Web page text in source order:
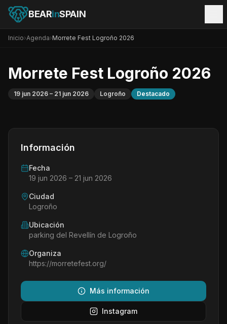
BEARinSPAIN
Inicio›Agenda›Morrete Fest Logroño 2026
Morrete Fest Logroño 2026
19 jun 2026 – 21 jun 2026 Logroño Destacado
Información
Fecha
19 jun 2026 – 21 jun 2026
Ciudad
Logroño
Ubicación
parking del Revellín de Logroño
Organiza
https://morretefest.org/
Más información
Instagram